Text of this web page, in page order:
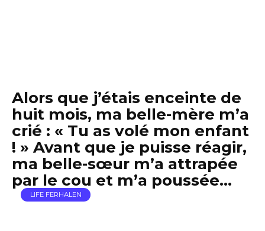
Alors que j’étais enceinte de
huit mois, ma belle-mère m’a
crié : « Tu as volé mon enfant
! » Avant que je puisse réagir,
ma belle-sœur m’a attrapée
par le cou et m’a poussée…
LIFE FERHALEN